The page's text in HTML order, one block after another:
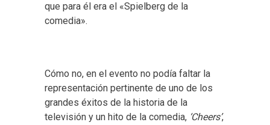
que para él era el «Spielberg de la
comedia».
Cómo no, en el evento no podía faltar la
representación pertinente de uno de los
grandes éxitos de la historia de la
televisión y un hito de la comedia, ‘Cheers’,